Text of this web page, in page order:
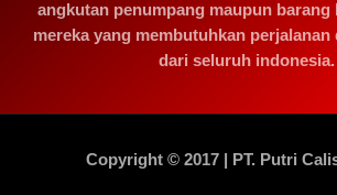
angkutan penumpang maupun barang
mereka yang membutuhkan perjalanan
dari seluruh indonesia.
Copyright © 2017 | PT. Putri